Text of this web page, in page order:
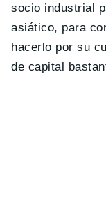
socio industrial
asiático, para
hacerlo por su
de capital